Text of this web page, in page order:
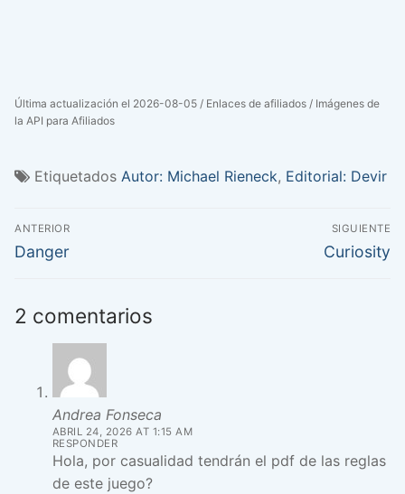
Última actualización el 2026-08-05 / Enlaces de afiliados / Imágenes de
la API para Afiliados
Etiquetados Autor: Michael Rieneck, Editorial: Devir
Navegación
de
ANTERIOR
Entrada
Danger
SIGUIENTE
Entrada
Curiosity
2 comentarios
Andrea Fonseca
ABRIL 24, 2026 AT 1:15 AM
RESPONDER
Hola, por casualidad tendrán el pdf de las reglas
de este juego?